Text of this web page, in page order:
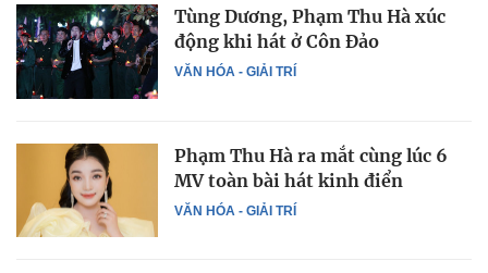
VĂN HÓA - GIẢI TRÍ
Tùng Dương, Phạm Thu Hà xúc
động khi hát ở Côn Đảo
VĂN HÓA - GIẢI TRÍ
Phạm Thu Hà ra mắt cùng lúc 6
MV toàn bài hát kinh điển